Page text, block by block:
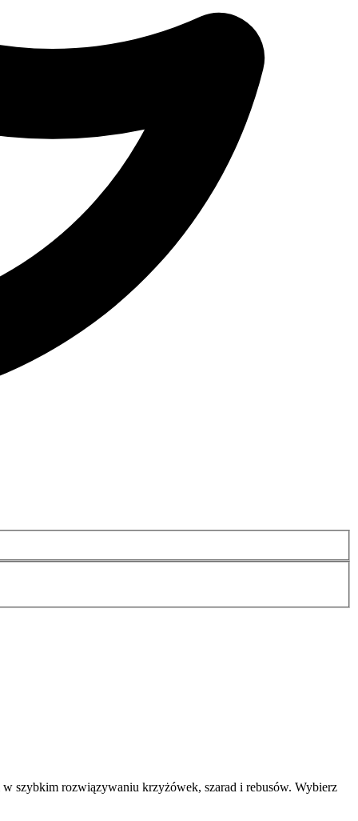
szybkim rozwiązywaniu krzyżówek, szarad i rebusów. Wybierz